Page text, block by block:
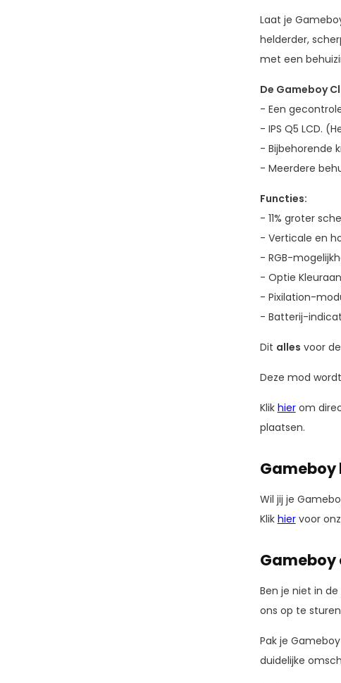
Laat je
helderder,
met een
De Gameboy
- Een
- IPS Q5 LCD.
- Bijbehorende
- Meerdere
Functies:
- 11% groter
- Verticale en
- RGB-
- Optie
- Pixilation-
- Batterij-
Dit alles voor
Deze mod
Klik hierom
plaatsen.
Gameboy
Wil jij je
Klik hiervoor
Gameboy
Ben je niet in
ons op te
Pak je
duidelijke